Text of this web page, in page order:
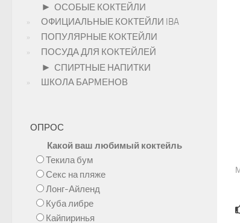
► ОСОБЫЕ КОКТЕЙЛИ
ОФИЦИАЛЬНЫЕ КОКТЕЙЛИ IBA
ПОПУЛЯРНЫЕ КОКТЕЙЛИ
ПОСУДА ДЛЯ КОКТЕЙЛЕЙ
► СПИРТНЫЕ НАПИТКИ
ШКОЛА БАРМЕНОВ
ОПРОС
Какой ваш любимый коктейль
Текила бум
Секс на пляже
Лонг-Айленд
Куба либре
Кайпиринья